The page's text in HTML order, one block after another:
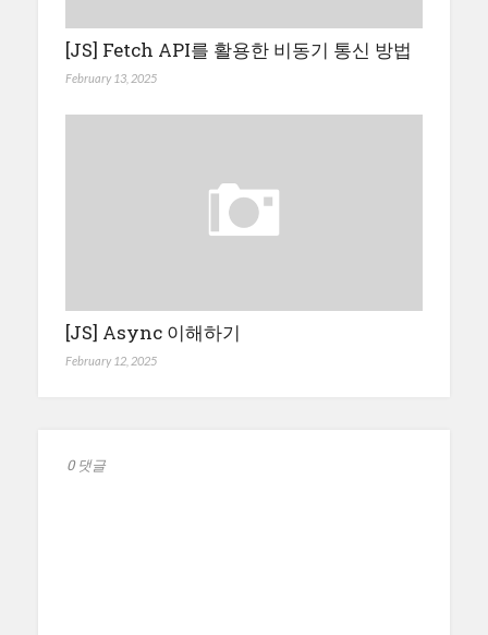
[JS] Fetch API를 활용한 비동기 통신 방법
February 13, 2025
[JS] Async 이해하기
February 12, 2025
0 댓글